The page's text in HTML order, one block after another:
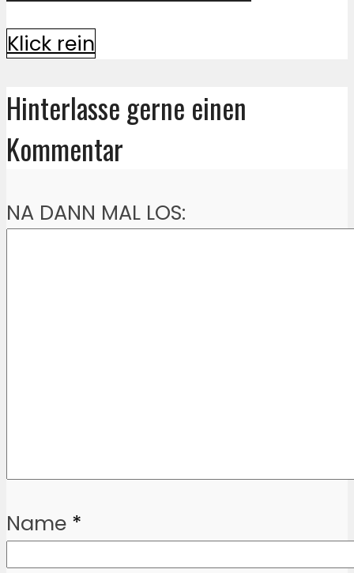
Klick rein
Hinterlasse gerne einen
Kommentar
NA DANN MAL LOS:
Name *